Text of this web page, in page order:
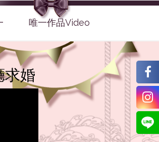
唯一作品Video
求婚